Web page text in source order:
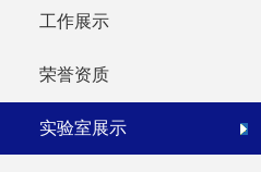
工作展示
荣誉资质
实验室展示